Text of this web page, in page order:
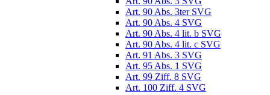
Art. 90 Abs. 3ter SVG
Art. 90 Abs. 4 SVG
Art. 90 Abs. 4 lit. b SVG
Art. 90 Abs. 4 lit. c SVG
Art. 91 Abs. 3 SVG
Art. 95 Abs. 1 SVG
Art. 99 Ziff. 8 SVG
Art. 100 Ziff. 4 SVG